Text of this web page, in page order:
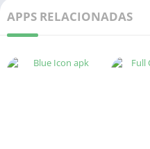
APPS RELACIONADAS